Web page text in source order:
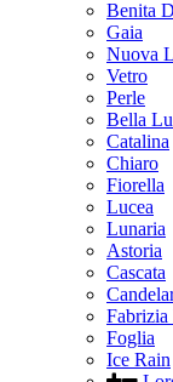
Benita
Gaia
Nuova
Vetro
Perle
Bella
Сatalina
Chiaro
Fiorella
Lucea
Lunaria
Astoria
Cascata
Fabrizia
Foglia
Ice Rain